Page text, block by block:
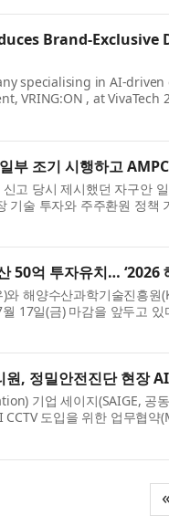
Brand-Exclusive
specialising in AI-
VRING:ON , at
부 조기 시행하고
고 당시 제시했던 자구안
기술 투자와 주주환원 정
50억 투자유치… ‘2026
와 해양수산과학기술진흥원
월 17일(금) 마감을 앞두고
, 정밀안전진단 현장
기업 세이지(SAIGE, 공
도입을 위한 업무협